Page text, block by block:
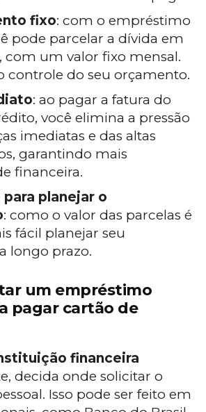
fixo: com o empréstimo
pode parcelar a dívida em
com um valor fixo mensal.
controle do seu orçamento.
: ao pagar a fatura do
você elimina a pressão
imediatas e das altas
garantindo mais
financeira.
planejar o
: como o valor das parcelas é
fácil planejar seu
longo prazo.
um empréstimo
pagar cartão de
financeira
decida onde solicitar o
Isso pode ser feito em